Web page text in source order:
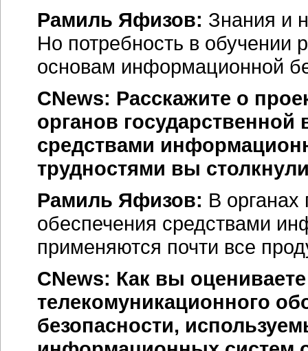
Рамиль Яфизов: Знания и
Но потребность в обучении
основам информационной
CNews: Расскажите о
органов
средствами
трудностями вы
Рамиль Яфизов: В органах
обеспечения средствами
применяются почти все
CNews: Как вы
телекомуникационного
безопасности,